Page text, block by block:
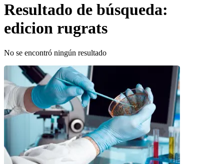
Resultado de búsqueda:
edicion rugrats
No se encontró ningún resultado